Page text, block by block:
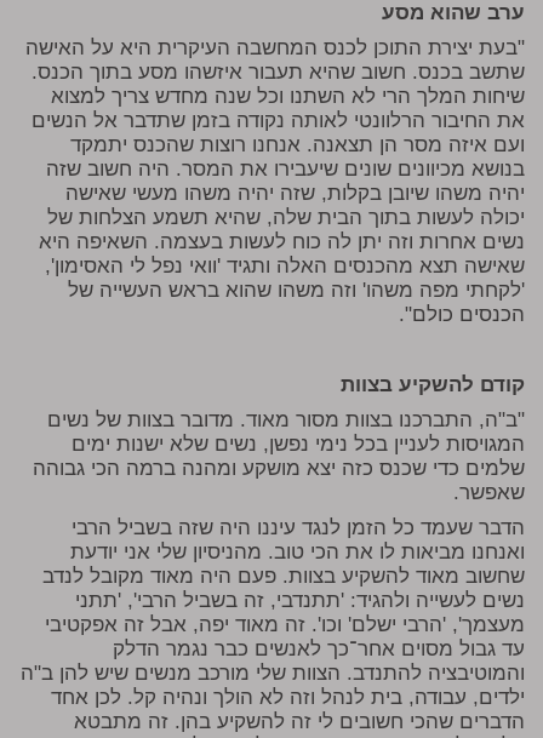
ערב שהוא מסע
"בעת יצירת התוכן לכנס המחשבה העיקרית היא על האישה
שתשב בכנס. חשוב שהיא תעבור איזשהו מסע בתוך הכנס.
שיחות המלך הרי לא השתנו וכל שנה מחדש צריך למצוא
את החיבור הרלוונטי לאותה נקודה בזמן שתדבר אל הנשים
ועם איזה מסר הן תצאנה. אנחנו רוצות שהכנס יתמקד
בנושא מכיוונים שונים שיעבירו את המסר. היה חשוב שזה
יהיה משהו שיובן בקלות, שזה יהיה משהו מעשי שאישה
יכולה לעשות בתוך הבית שלה, שהיא תשמע הצלחות של
נשים אחרות וזה יתן לה כוח לעשות בעצמה. השאיפה היא
שאישה תצא מהכנסים האלה ותגיד 'וואי נפל לי האסימון',
'לקחתי מפה משהו' וזה משהו שהוא בראש העשייה של
הכנסים כולם".
קודם להשקיע בצוות
"ב"ה, התברכנו בצוות מסור מאוד. מדובר בצוות של נשים
המגויסות לעניין בכל נימי נפשן, נשים שלא ישנות ימים
שלמים כדי שכנס כזה יצא מושקע ומהנה ברמה הכי גבוהה
שאפשר.
הדבר שעמד כל הזמן לנגד עיננו היה שזה בשביל הרבי
ואנחנו מביאות לו את הכי טוב. מהניסיון שלי אני יודעת
שחשוב מאוד להשקיע בצוות. פעם היה מאוד מקובל לנדב
נשים לעשייה ולהגיד: 'תתנדבי, זה בשביל הרבי', 'תתני
מעצמך', 'הרבי ישלם' וכו'. זה מאוד יפה, אבל זה אפקטיבי
עד גבול מסוים אחר־כך לאנשים כבר נגמר הדלק
והמוטיבציה להתנדב. הצוות שלי מורכב מנשים שיש להן ב"ה
ילדים, עבודה, בית לנהל וזה לא הולך ונהיה קל. לכן אחד
הדברים שהכי חשובים לי זה להשקיע בהן. זה מתבטא